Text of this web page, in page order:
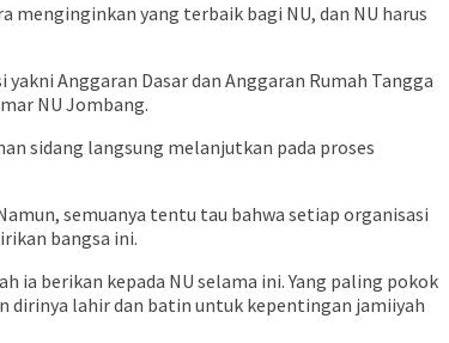
menginginkan yang terbaik bagi NU, dan NU harus
Anggaran Dasar dan Anggaran Rumah Tangga
NU Jombang.
sidang langsung melanjutkan pada proses
semuanya tentu tau bahwa setiap organisasi
bangsa ini.
ia berikan kepada NU selama ini. Yang paling pokok
dirinya lahir dan batin untuk kepentingan jamiiyah